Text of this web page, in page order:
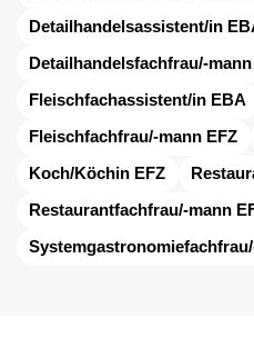
Detailhandelsassistent/in
Detailhandelsfachfrau/-mann
Fleischfachassistent/in EBA
Fleischfachfrau/-mann EFZ
Koch/Köchin EFZ
Restaurantfachfrau/-mann